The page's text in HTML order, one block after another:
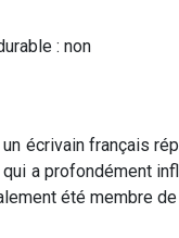
: non
écrivain français
a profondément
été membre